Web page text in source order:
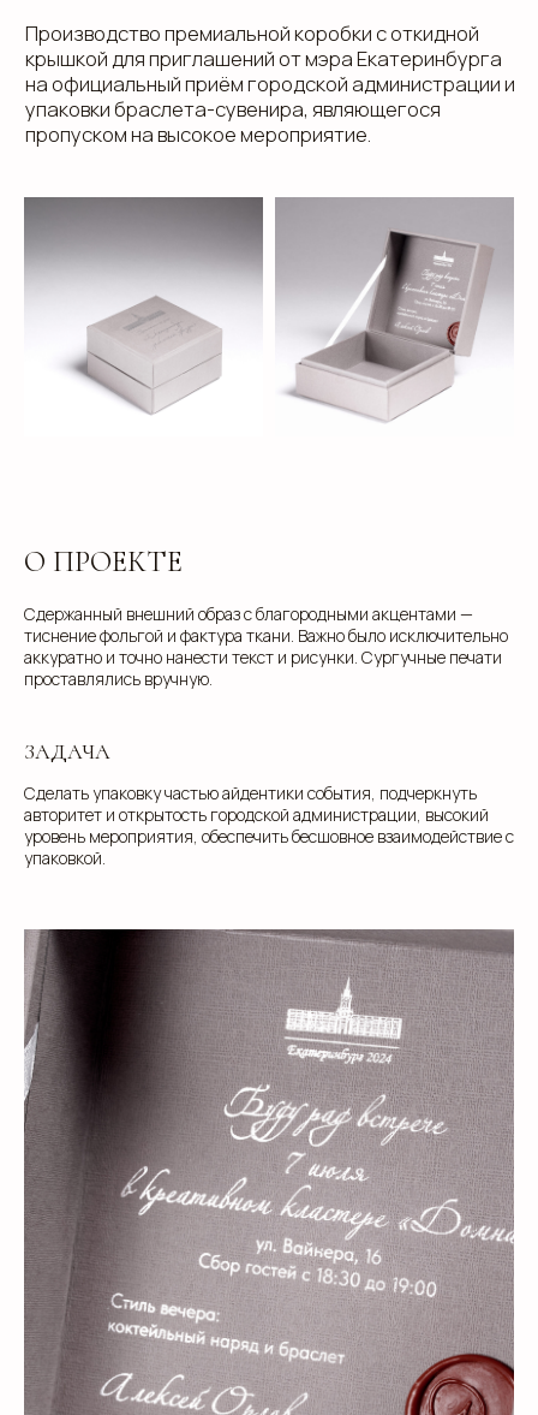
О ПРОЕКТЕ
Сдержанный внешний образ с благородными акцентами —
тиснение фольгой и фактура ткани. Важно было исключительно
аккуратно и точно нанести текст и рисунки. Сургучные печати
проставлялись вручную.
ЗАДАЧА
Сделать упаковку частью айдентики события, подчеркнуть
авторитет и открытость городской администрации, высокий
уровень мероприятия, обеспечить бесшовное взаимодействие с
упаковкой.